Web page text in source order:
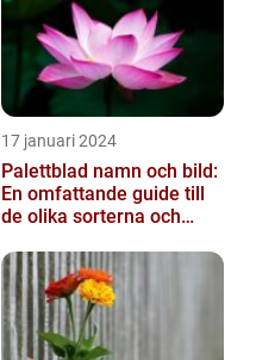
17 januari 2024
Palettblad namn och bild:
En omfattande guide till
de olika sorterna och